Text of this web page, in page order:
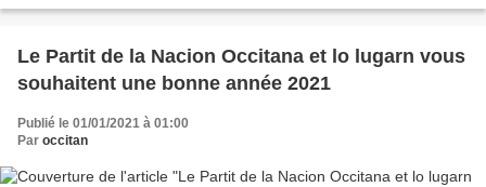
Le Partit de la Nacion Occitana et lo lugarn vous
souhaitent une bonne année 2021
Publié le 01/01/2021 à 01:00
Par occitan